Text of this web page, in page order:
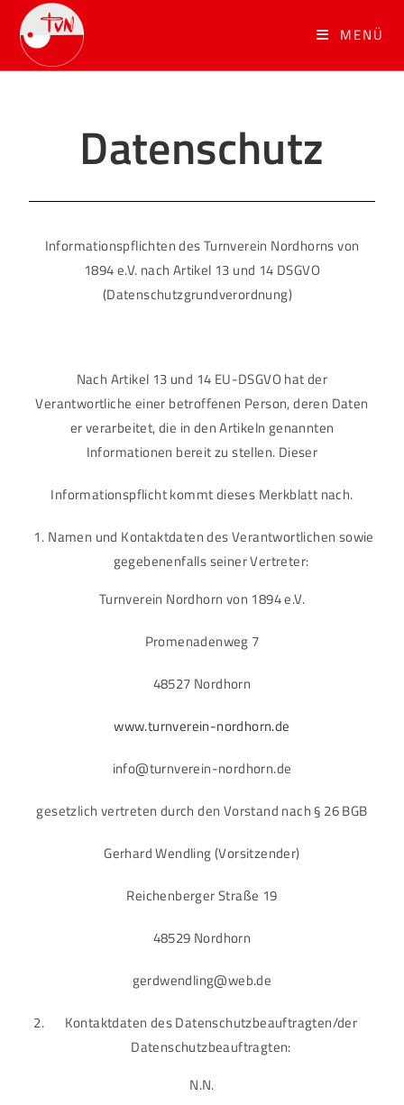
MENÜ
Datenschutz
Informationspflichten des Turnverein Nordhorns von
1894 e.V. nach Artikel 13 und 14 DSGVO
(Datenschutzgrundverordnung)
Nach Artikel 13 und 14 EU-DSGVO hat der
Verantwortliche einer betroffenen Person, deren Daten
er verarbeitet, die in den Artikeln genannten
Informationen bereit zu stellen. Dieser
Informationspflicht kommt dieses Merkblatt nach.
Namen und Kontaktdaten des Verantwortlichen sowie
gegebenenfalls seiner Vertreter:
Turnverein Nordhorn von 1894 e.V.
Promenadenweg 7
48527 Nordhorn
www.turnverein-nordhorn.de
info@turnverein-nordhorn.de
gesetzlich vertreten durch den Vorstand nach § 26 BGB
Gerhard Wendling (Vorsitzender)
Reichenberger Straße 19
48529 Nordhorn
gerdwendling@web.de
Kontaktdaten des Datenschutzbeauftragten/der
Datenschutzbeauftragten:
N.N.